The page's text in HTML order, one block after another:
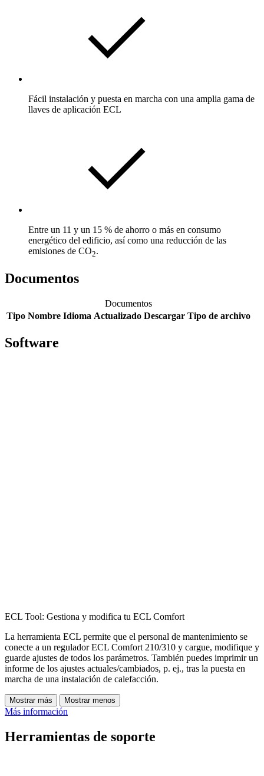
Fácil instalación y puesta en marcha con una amplia gama de
llaves de aplicación ECL
Entre un 11 y un 15 % de ahorro o más en consumo
energético del edificio, así como una reducción de las
emisiones de CO2.
Documentos
Documentos
Tipo Nombre Idioma Actualizado Descargar Tipo de archivo
Software
ECL Tool: Gestiona y modifica tu ECL Comfort
La herramienta ECL permite que el personal de mantenimiento se
conecte a un regulador ECL Comfort 210/310 y cargue, modifique y
guarde ajustes de todos los parámetros. También puedes imprimir un
informe de los ajustes actuales/cambiados, p. ej., tras la puesta en
marcha de una instalación de calefacción.
Mostrar más Mostrar menos
Más información
Herramientas de soporte